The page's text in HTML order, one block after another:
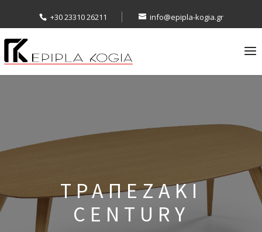
+30 23310 26211 info@epipla-kogia.gr
ΤΡΑΠΕΖΑΚΙ
CENTURY